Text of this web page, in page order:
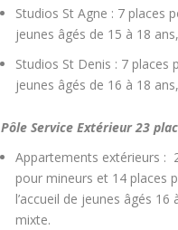
Studios St Agne : 7 places
jeunes âgés de 15 à 18
Studios St Denis : 7 places
jeunes âgés de 16 à 18
Pôle Service Extérieur 23
Appartements extérieurs :
pour mineurs et 14 places
l’accueil de jeunes âgés 16
mixte.